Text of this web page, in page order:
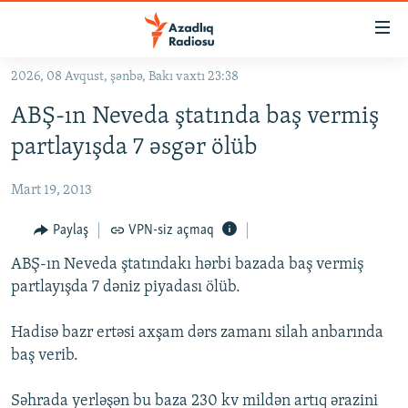
Əsas
qayıt
Əsas
naviqasiyaya
qayıt
#İZAHLA
KORRUPSIOMETR
#ƏSLINDƏ
FƏRQƏ BAX
QANUNI DOĞRU
ARAŞDIRMA
MULTIMEDIA
VIDEO
FOTOQALEREYA
RADIO ARXIV
OXU ZALI
HAQQIMIZDA
2026, 08 Avqust, şənbə, Bakı vaxtı 23:38
ABŞ-ın Neveda ştatında baş vermiş
partlayışda 7 əsgər ölüb
Mart 19, 2013
Paylaş VPN-siz açmaq
ABŞ-ın Neveda ştatındakı hərbi bazada baş vermiş
partlayışda 7 dəniz piyadası ölüb.
Hadisə bazr ertəsi axşam dərs zamanı silah anbarında
baş verib.
Səhrada yerləşən bu baza 230 kv mildən artıq ərazini